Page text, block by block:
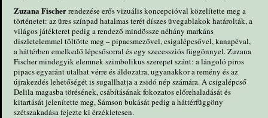
Zuzana Fischerrendezése erős vizuális koncepcióval közelítette meg a
történetet: az üres színpad hatalmas terét díszes üvegablakok határolták, a
világos játékteret pedig a rendező mindössze néhány markáns
díszletelemmel töltötte meg – pipacsmezővel, csigalépcsővel, kanapéval,
a háttérben emelkedő lépcsősorral és egy szecessziós függönnyel. Zuzana
Fischer mindegyik elemnek szimbolikus szerepet szánt: a lángoló piros
pipacs egyaránt utalhat vérre és áldozatra, ugyanakkor a remény és az
újrakezdés lehetőségét is sugallhatja a zsidó nép számára. A csigalépcső
Delila magasba törésének, csábításának fokozatos előrehaladását és
kitartását jelenítette meg, Sámson bukását pedig a háttérfüggöny
szétszakadása fejezte ki érzékletesen.